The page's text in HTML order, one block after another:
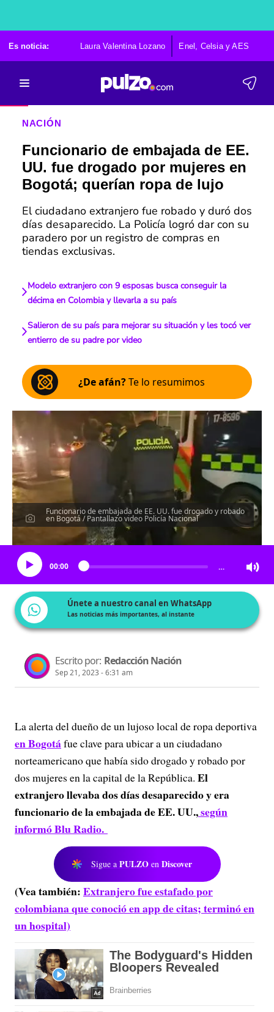
Es noticia: Laura Valentina Lozano Enel, Celsia y AES
NACIÓN
Funcionario de embajada de EE.
UU. fue drogado por mujeres en
Bogotá; querían ropa de lujo
El ciudadano extranjero fue robado y duró dos
días desaparecido. La Policía logró dar con su
paradero por un registro de compras en
tiendas exclusivas.
Modelo extranjero con 9 esposas busca conseguir la
décima en Colombia y llevarla a su país
Salieron de su país para mejorar su situación y les tocó ver
entierro de su padre por video
¿De afán?Te lo resumimos
Funcionario de embajada de EE. UU. fue drogado y robado
en Bogotá / Pantallazo video Policía Nacional
Escucha el artículo
00:00 …
Únete a nuestro canal en WhatsApp
Las noticias más importantes, al instante
Escrito por: Redacción Nación
Sep 21, 2023 - 6:31 am
La alerta del dueño de un lujoso local de ropa deportiva
en Bogotáfue clave para ubicar a un ciudadano
norteamericano que había sido drogado y robado por
dos mujeres en la capital de la República. El
extranjero llevaba dos días desaparecido y era
funcionario de la embajada de EE. UU.,según
informó Blu Radio.
Sigue a PULZO en Discover
(Vea también:Extranjero fue estafado por
colombiana que conoció en app de citas; terminó en
un hospital)